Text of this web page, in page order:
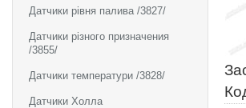
Датчики рівня палива /3827/
Датчики різного призначения
/3855/
Датчики температури /3828/
Датчики Холла